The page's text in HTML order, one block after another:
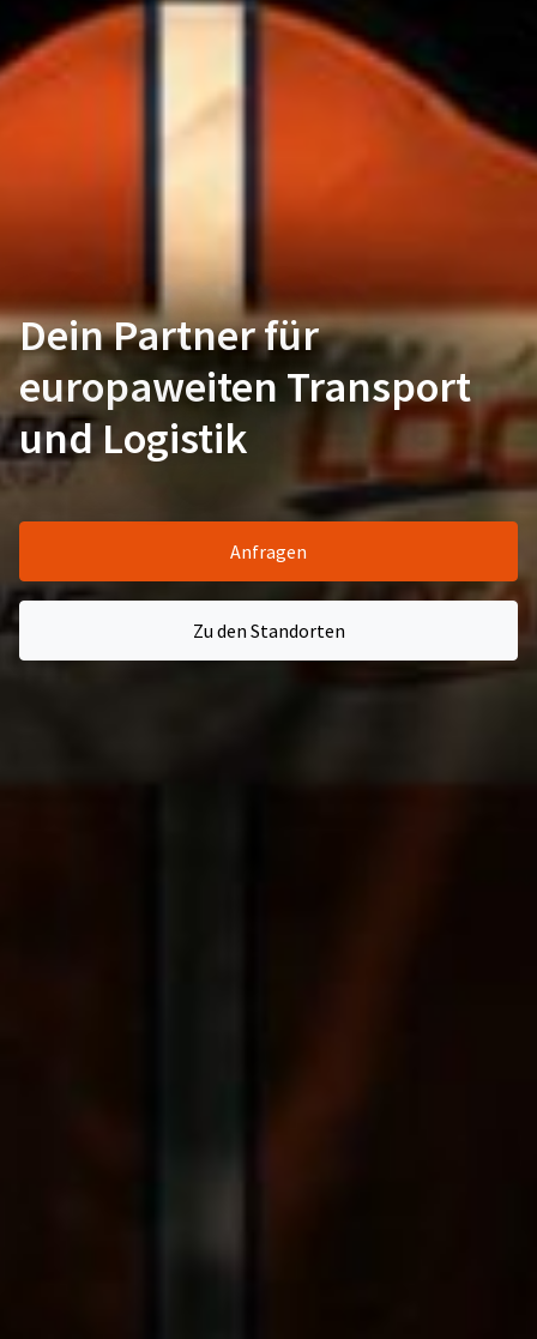
Dein Partner für
europaweiten Transport
und Logistik
Anfragen
Zu den Standorten